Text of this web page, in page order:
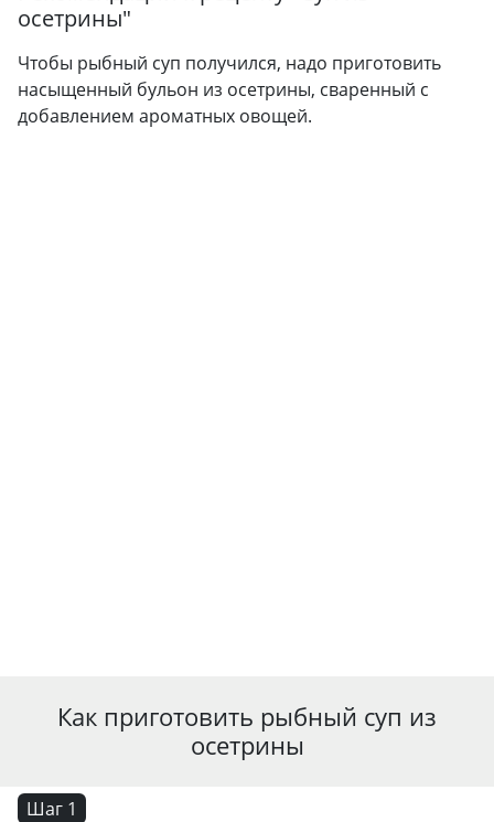
осетрины"
Чтобы рыбный суп получился, надо приготовить
насыщенный бульон из осетрины, сваренный с
добавлением ароматных овощей.
Как приготовить рыбный суп из
осетрины
Шаг 1